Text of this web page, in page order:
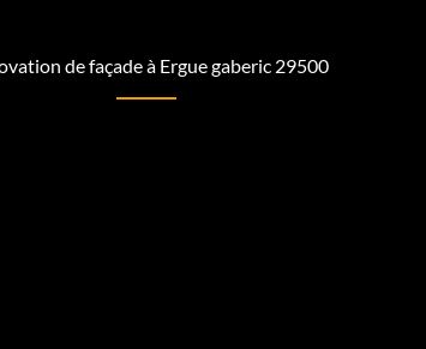
de façade à Ergue gaberic 29500